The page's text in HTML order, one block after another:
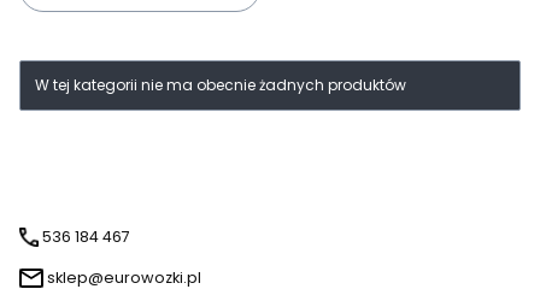
Lista produktów
W tej kategorii nie ma obecnie żadnych produktów
536 184 467
sklep@eurowozki.pl